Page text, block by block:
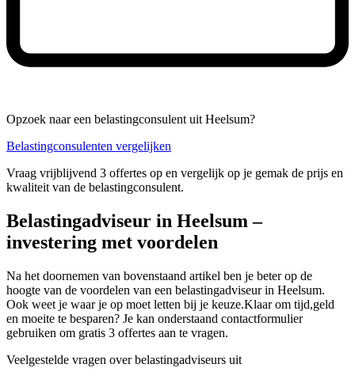
Opzoek naar een belastingconsulent uit Heelsum?
Belastingconsulenten vergelijken
Vraag vrijblijvend 3 offertes op en vergelijk op je gemak de prijs en
kwaliteit van de belastingconsulent.
Belastingadviseur in Heelsum –
investering met voordelen
Na het doornemen van bovenstaand artikel ben je beter op de
hoogte van de voordelen van een belastingadviseur in Heelsum.
Ook weet je waar je op moet letten bij je keuze.Klaar om tijd,geld
en moeite te besparen? Je kan onderstaand contactformulier
gebruiken om gratis 3 offertes aan te vragen.
Veelgestelde vragen over belastingadviseurs uit